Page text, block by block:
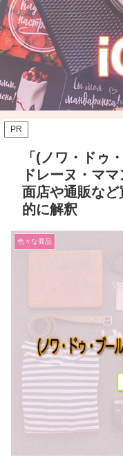
PR
「(ノワ・ドゥ
ドレーヌ・マ
面店や通販な
的に解釈
色々な商品